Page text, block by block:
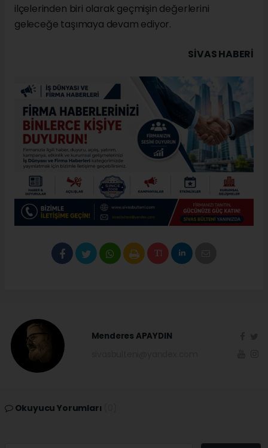
ilçelerinden biri olarak geçmişin değerlerini
geleceğe taşımaya devam ediyor.
SIVAS HABERİ
Menderes APAYDIN
Okuyucu Yorumları